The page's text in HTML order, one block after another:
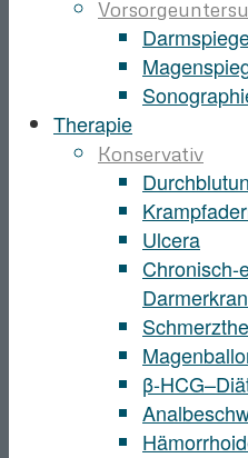
Therapie
Konservativ
Ulcera
Chronisch-
β-